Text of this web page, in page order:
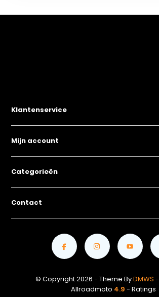
Klantenservice
Mijn account
Categorieën
Contact
© Copyright 2026 - Theme ByDMWS -
Allroadmoto 4.9 - Ratings